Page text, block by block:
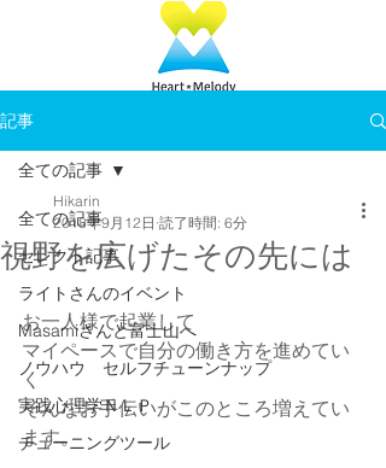
記事
全ての記事
セレクト記事
ライトさんのイベント
Masamiさんと富士山へ
ノウハウ セルフチューンナップ
実践心理学ＮＬＰ
チューニングツール
全ての記事
視野を広げたその先には
Hikarin
2018年9月12日 読了時間: 6分
お一人様で起業して
マイペースで自分の働き方を進めてい
く
そんなお手伝いがこのところ増えてい
ます。